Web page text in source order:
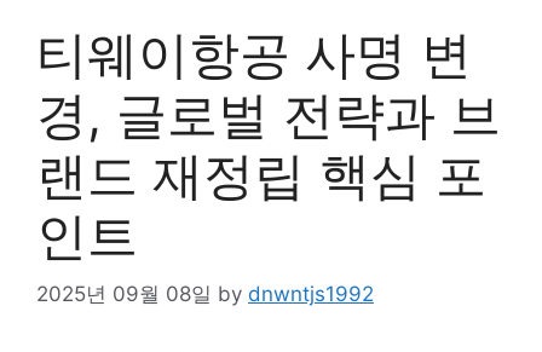
티웨이항공 사명 변
경, 글로벌 전략과 브
랜드 재정립 핵심 포
인트
2025년 09월 08일 by dnwntjs1992